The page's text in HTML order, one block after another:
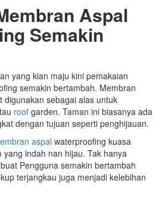
Aspal
Semakin
yang kian maju kini pemakaian
semakin bertambah. Membran
digunakan sebagai alas untuk
roof garden. Taman ini biasanya ada
dengan tujuan seperti penghijauan.
aspal waterproofing kuasa
indah nan hijau. Tak hanya
Pengguna semakin bertambah
terjangkau juga menjadi kelebihan